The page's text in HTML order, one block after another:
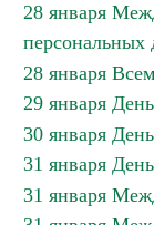
28 января
персональных
28 января
29 января
30 января
31 января
31 января